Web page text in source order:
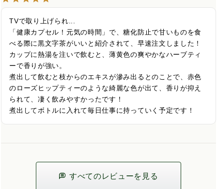
TVで取り上げられ...
「健康カプセル！元気の時間」で、糖化防止で甘いものを食
べる際に黒文字茶がいいと紹介されて、早速注文しました！
カップに熱湯を注いで飲むと、薄黄色の爽やかなハーブティ
ーで香りが強い。
煮出して飲むと枝からのエキスが滲み出るとのことで、赤色
のローズヒップティーのような綺麗な色が出て、香りが抑え
られて、凄く飲みやすかったです！
煮出してボトルに入れて毎日仕事に持っていく予定です！
すべてのレビューを見る